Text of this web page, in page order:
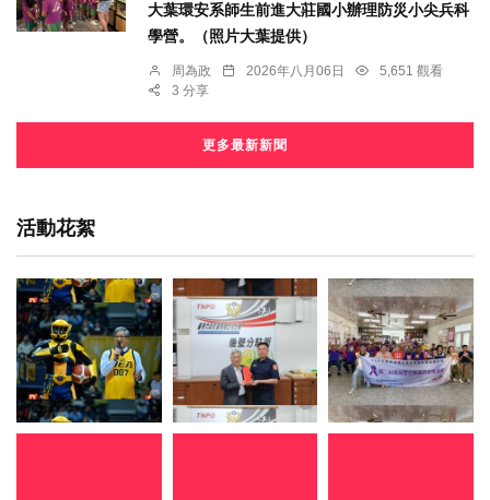
大葉環安系師生前進大莊國小辦理防災小尖兵科
學營。（照片大葉提供）
周為政 2026年八月06日
5,651 觀看
3 分享
更多最新新聞
活動花絮